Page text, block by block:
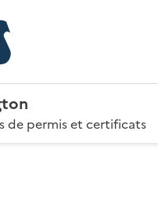
de permis et certificats